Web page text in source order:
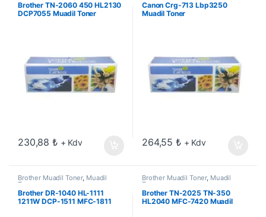
Brother TN-2060 450 HL2130
DCP7055 Muadil Toner
230,88₺ + Kdv
Canon Crg-713 Lbp3250
Muadil Toner
264,55₺ + Kdv
Brother Muadil Toner, Muadil
Toner
Brother DR-1040 HL-1111
1211W DCP-1511 MFC-1811
Brother Muadil Toner, Muadil
Toner
Brother TN-2025 TN-350
HL2040 MFC-7420 Muadil